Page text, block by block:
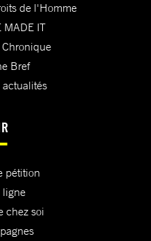
de l'Homme
MADE IT
Chronique
Bref
pétition
ligne
chez soi